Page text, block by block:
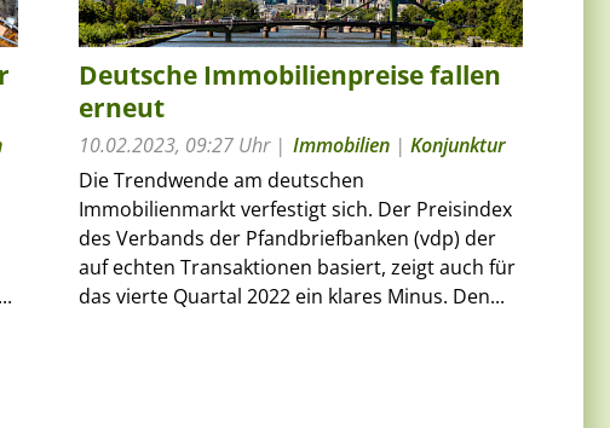
Deutsche Immobilienpreise fallen
erneut
10.02.2023, 09:27 Uhr Immobilien |Konjunktur
Die Trendwende am deutschen
Immobilienmarkt verfestigt sich. Der Preisindex
des Verbands der Pfandbriefbanken (vdp) der
auf echten Transaktionen basiert, zeigt auch für
das vierte Quartal 2022 ein klares Minus. Den...